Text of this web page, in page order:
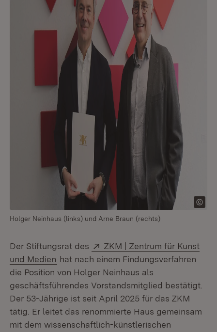
Holger Neinhaus (links) und Arne Braun (rechts)
Der Stiftungsrat des Extern:
ZKM | Zentrum für Kunst
und Medien (Öffnet in neuem Fenster)
hat nach einem Findungsverfahren
die Position von Holger Neinhaus als
geschäftsführendes Vorstandsmitglied bestätigt.
Der 53-Jährige ist seit April 2025 für das ZKM
tätig. Er leitet das renommierte Haus gemeinsam
mit dem wissenschaftlich-künstlerischen